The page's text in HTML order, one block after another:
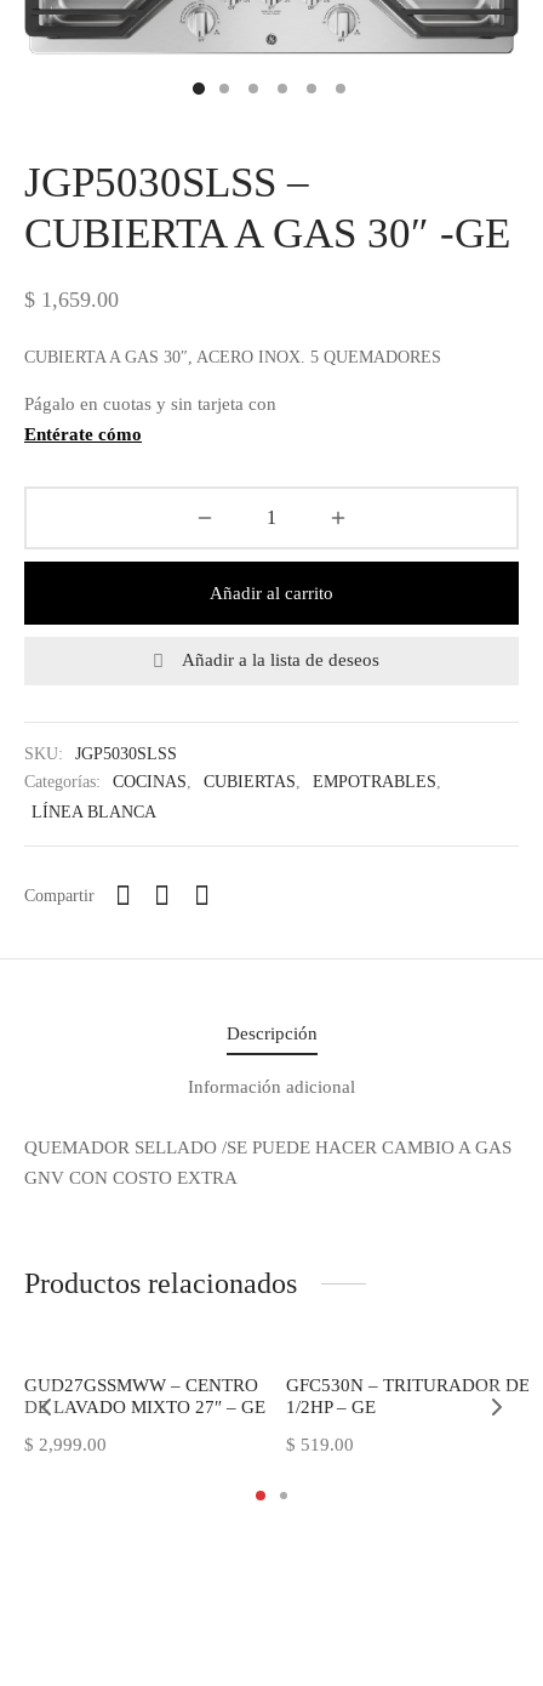
novedades!
JGP5030SLSS –
CUBIERTA A GAS 30″ -GE
$ 1,659.00
CUBIERTA A GAS 30″, ACERO INOX. 5 QUEMADORES
Págalo en cuotas y sin tarjeta con
Entérate cómo
Añadir al carrito
Añadir a la lista de deseos
SKU:
JGP5030SLSS
Categorías:
COCINAS CUBIERTAS EMPOTRABLES
LÍNEA BLANCA
Compartir
Descripción
Información adicional
QUEMADOR SELLADO /SE PUEDE HACER CAMBIO A GAS
GNV CON COSTO EXTRA
Productos relacionados
GUD27GSSMWW – CENTRO
DE LAVADO MIXTO 27″ – GE
$ 2,999.00
GFC530N – TRITURADOR DE
1/2HP – GE
$ 519.00
STUDIO